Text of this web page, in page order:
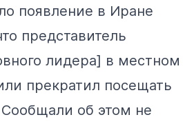
появление в Иране
представитель
лидера] в местном
прекратил посещать
Сообщали об этом не